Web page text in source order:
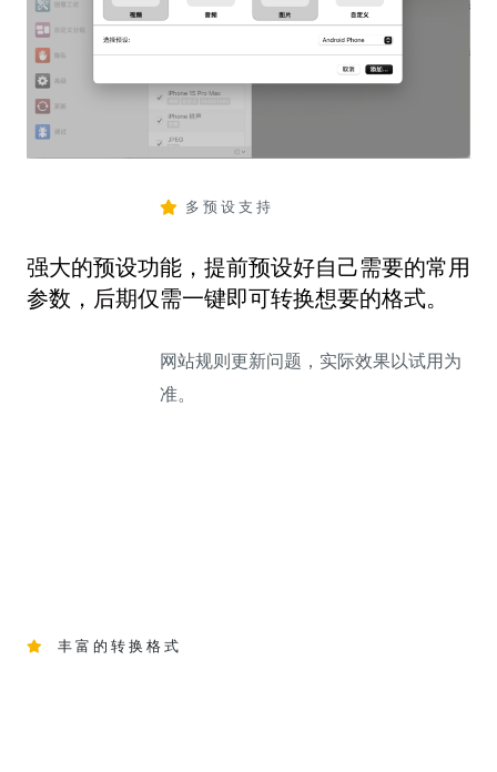
多预设支持
强大的预设功能，提前预设好自己需要的常用
参数，后期仅需一键即可转换想要的格式。
网站规则更新问题，实际效果以试用为
准。
丰富的转换格式